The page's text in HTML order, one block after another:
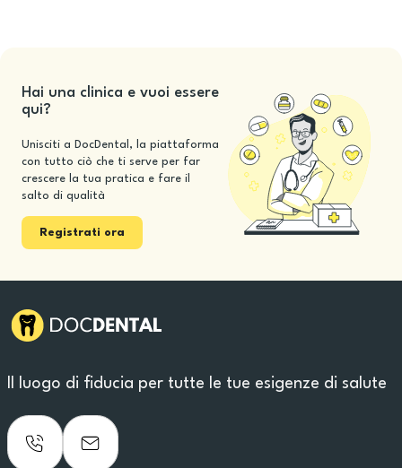
Hai una clinica e vuoi essere
qui?
Unisciti a DocDental, la piattaforma
con tutto ciò che ti serve per far
crescere la tua pratica e fare il
salto di qualità
Registrati ora
Il luogo di fiducia per tutte le tue esigenze di salute